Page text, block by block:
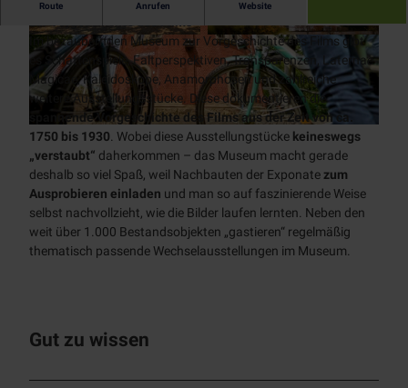
Tages
kreuzf
ahrten
Chart
erfahr
ten
NT
Radfahren
Alle
Themen
Radwege
radrevier.r
uhr
RUHRPER
LEN
Aktiv
entspannen
Alle Themen
Wanderweg
e
Klettersteig
Bootsverlei
h
SUP
Natur
RUHR.NAH
Erlebnismagazin
Themen
App
BJÖRN |
Zeitreise
Schloß
Broich
Erlebnispf
ad
Museen
Industriekultur
Denkmal
KULT
Stadtmagazin
Prospekte
Touristinfo
Unterkünfte
Mobilität
Newsletter
Über
uns
Team
Jobs
MülheimPartner
© Anna Meurer | KI-optimiert | CC-BY-SA
© Ruhr Tourismus GmbH, Olff Appold | KI-op
© KI-optimiert | CC-BY-SA
Route Anrufen Website
Weltgrößte, begehbare Camera Obscura mit dem Museum
zur Vorgeschichte des Films
Im bezaubernden Museum zur Vorgeschichte des Films gibt
es Schattenspiele, Faltperspektiven, Transparenzen, Laternae
Magicae, Kaleidoskope, Anamorphosen und zahlreiche
weitere Ausstellungsstücke. Diese dokumentieren die
spannende Vorgeschichte des Films aus der Zeit von ca.
1750 bis 1930. Wobei diese Ausstellungstücke keineswegs
„verstaubt“ daherkommen – das Museum macht gerade
deshalb so viel Spaß, weil Nachbauten der Exponatezum
Ausprobieren einladen und man so auf faszinierende Weise
selbst nachvollzieht, wie die Bilder laufen lernten. Neben den
weit über 1.000 Bestandsobjekten „gastieren“ regelmäßig
thematisch passende Wechselausstellungen im Museum.
Gut zu wissen